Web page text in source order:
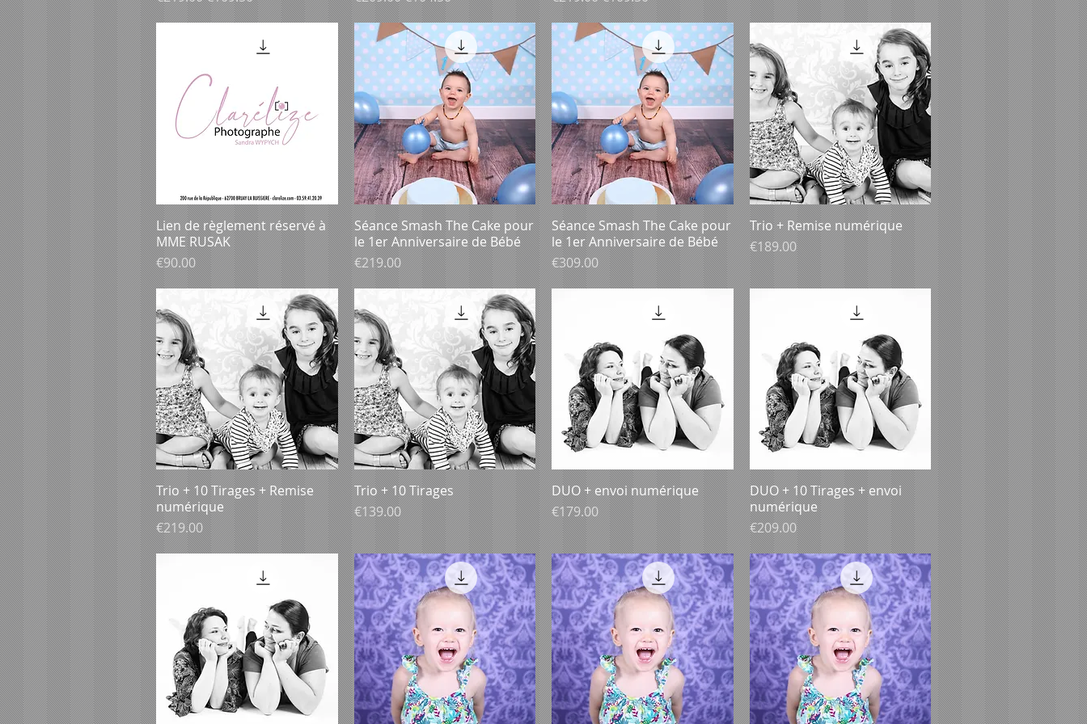
Aperçu rapide
Lien de règlement réservé à
MME RUSAK
Prix
€90.00
Aperçu rapide
Séance Smash The Cake pour
le 1er Anniversaire de Bébé
Prix
€219.00
Aperçu rapide
Séance Smash The Cake pour
le 1er Anniversaire de Bébé
Prix
€309.00
Aperçu rapide
Trio + Remise numérique
Prix
€189.00
Aperçu rapide
Trio + 10 Tirages + Remise
numérique
Prix
€219.00
Aperçu rapide
Trio + 10 Tirages
Prix
€139.00
Aperçu rapide
DUO + envoi numérique
Prix
€179.00
Aperçu rapide
DUO + 10 Tirages + envoi
numérique
Prix
€209.00